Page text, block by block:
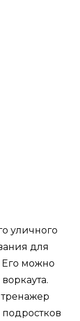
уличного
для
можно